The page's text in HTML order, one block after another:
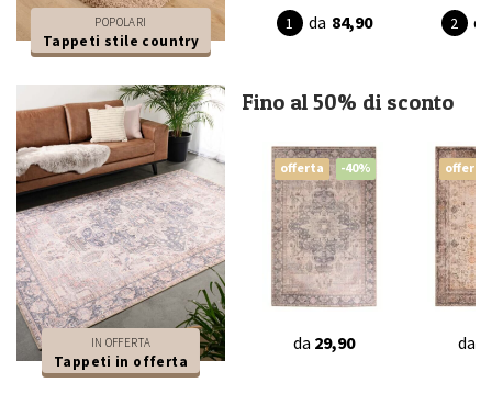
POPOLARI
Tappeti stile country
da 84,90 da
IN OFFERTA
Tappeti in offerta
Fino al 50% di sconto
offerta -40%
da 29,90
offerta
da